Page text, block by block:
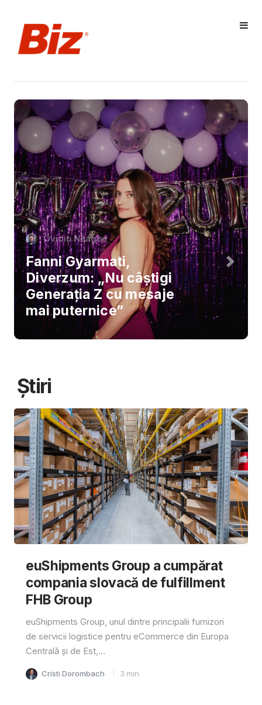
Ovidiu Neagoe
Fanni Gyarmati,
Diverzum: „Nu câștigi
Generația Z cu mesaje
mai puternice”
Știri
euShipments Group a cumpărat
compania slovacă de fulfillment
FHB Group
euShipments Group, unul dintre principalii furnizori
de servicii logistice pentru eCommerce din Europa
Centrală și de Est,...
Cristi Dorombach 3 min